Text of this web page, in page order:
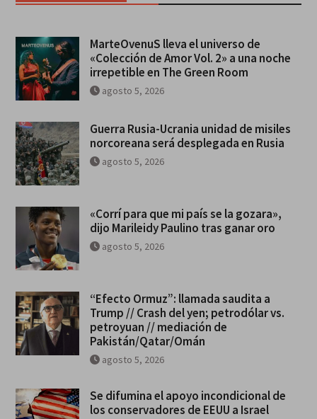
MarteOvenuS lleva el universo de
«Colección de Amor Vol. 2» a una noche
irrepetible en The Green Room
agosto 5, 2026
Guerra Rusia-Ucrania unidad de misiles
norcoreana será desplegada en Rusia
agosto 5, 2026
«Corrí para que mi país se la gozara»,
dijo Marileidy Paulino tras ganar oro
agosto 5, 2026
“Efecto Ormuz”: llamada saudita a
Trump // Crash del yen; petrodólar vs.
petroyuan // mediación de
Pakistán/Qatar/Omán
agosto 5, 2026
Se difumina el apoyo incondicional de
los conservadores de EEUU a Israel